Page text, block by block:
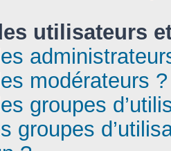
utilisateurs
modérateurs ?
groupes
groupes